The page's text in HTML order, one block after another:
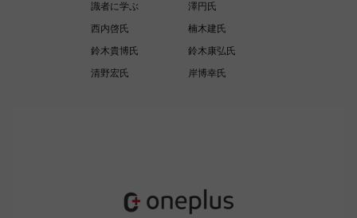
識者に学ぶ
澤円氏
西内啓氏
楠木建氏
鈴木貴博氏
鈴木康弘氏
清野宏氏
岸博幸氏